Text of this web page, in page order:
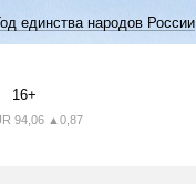
единства народов России
16+
94,06 ▲0,87